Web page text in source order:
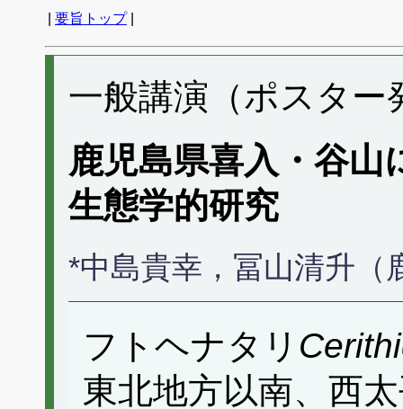
要旨トップ|
一般講演（ポスター
鹿児島県喜入・谷
生態学的研究
*中島貴幸，冨山清升（
フトヘナタリ
東北地方以南、西